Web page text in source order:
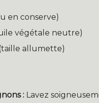
en conserve)
végétale neutre)
allumette)
: Lavez